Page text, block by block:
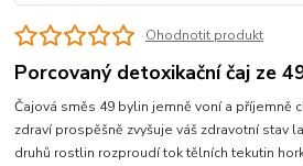
Ohodnotit produkt
Porcovaný detoxikační čaj ze
Čajová směs 49 bylin jemně voní a příjemně
zdraví prospěšně zvyšuje váš zdravotní stav
druhů rostlin rozproudí tok tělních tekutin